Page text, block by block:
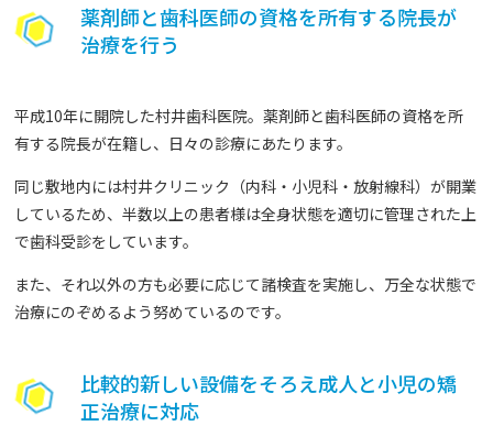
薬剤師と歯科医師の資格を所有する院長が
治療を行う
平成10年に開院した村井歯科医院。薬剤師と歯科医師の資格を所
有する院長が在籍し、日々の診療にあたります。
同じ敷地内には村井クリニック（内科・小児科・放射線科）が開業
しているため、半数以上の患者様は全身状態を適切に管理された上
で歯科受診をしています。
また、それ以外の方も必要に応じて諸検査を実施し、万全な状態で
治療にのぞめるよう努めているのです。
比較的新しい設備をそろえ成人と小児の矯
正治療に対応